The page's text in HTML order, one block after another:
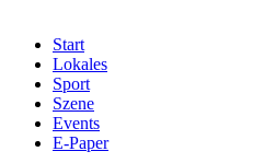
Start
Lokales
Sport
Szene
Events
E-Paper